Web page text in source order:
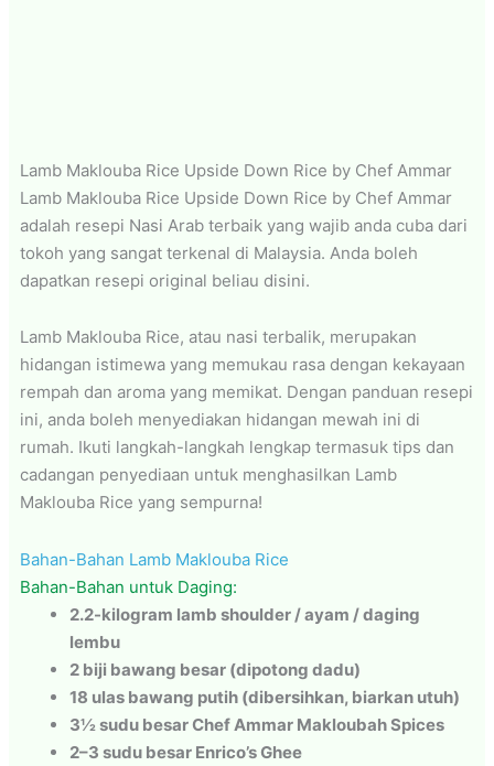
Lamb Maklouba Rice Upside Down Rice by Chef Ammar
Lamb Maklouba Rice Upside Down Rice by Chef Ammar
adalah resepi Nasi Arab terbaik yang wajib anda cuba dari
tokoh yang sangat terkenal di Malaysia. Anda boleh
dapatkan resepi original beliau disini.
Lamb Maklouba Rice, atau nasi terbalik, merupakan
hidangan istimewa yang memukau rasa dengan kekayaan
rempah dan aroma yang memikat. Dengan panduan resepi
ini, anda boleh menyediakan hidangan mewah ini di
rumah. Ikuti langkah-langkah lengkap termasuk tips dan
cadangan penyediaan untuk menghasilkan Lamb
Maklouba Rice yang sempurna!
Bahan-Bahan Lamb Maklouba Rice
Bahan-Bahan untuk Daging:
2.2-kilogram lamb shoulder / ayam / daging
lembu
2 biji bawang besar (dipotong dadu)
18 ulas bawang putih (dibersihkan, biarkan utuh)
3½ sudu besar Chef Ammar Makloubah Spices
2–3 sudu besar Enrico’s Ghee